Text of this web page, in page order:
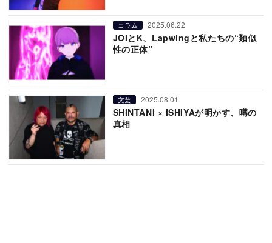
コラム 2025.06.22
JOIとK、Lapwingと私たちの“類似
性の正体”
文芸 2025.08.01
SHINTANI × ISHIYAが明かす、噂の
真相